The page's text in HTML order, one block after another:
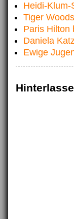
Heidi-Klum-
Tiger
Paris Hilton
Daniela
Ewige